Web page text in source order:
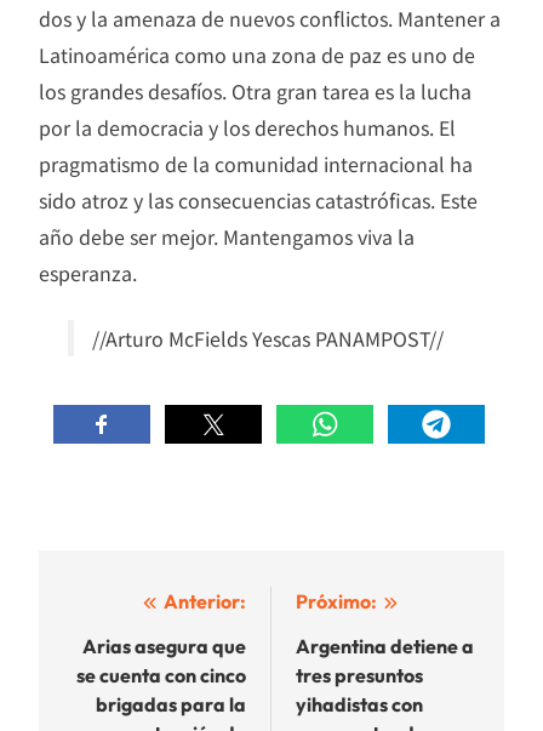
dos y la amenaza de nuevos conflictos. Mantener a
Latinoamérica como una zona de paz es uno de
los grandes desafíos. Otra gran tarea es la lucha
por la democracia y los derechos humanos. El
pragmatismo de la comunidad internacional ha
sido atroz y las consecuencias catastróficas. Este
año debe ser mejor. Mantengamos viva la
esperanza.
//Arturo McFields Yescas PANAMPOST//
Navegación
de
entradas
Anterior:
Arias asegura que
se cuenta con cinco
brigadas para la
Próximo:
Argentina detiene a
tres presuntos
yihadistas con